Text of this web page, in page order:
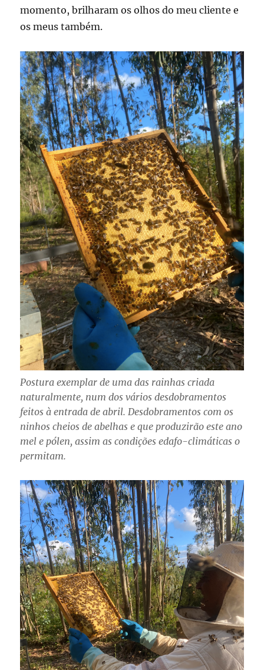
momento, brilharam os olhos do meu cliente e
os meus também.
Postura exemplar de uma das rainhas criada
naturalmente, num dos vários desdobramentos
feitos à entrada de abril. Desdobramentos com os
ninhos cheios de abelhas e que produzirão este ano
mel e pólen, assim as condições edafo-climáticas o
permitam.